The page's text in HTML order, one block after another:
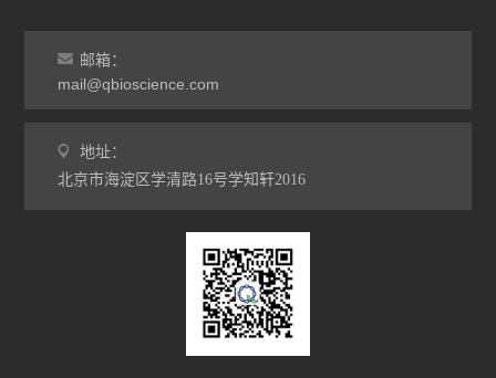
邮箱：
mail@qbioscience.com
地址：
北京市海淀区学清路16号学知轩2016